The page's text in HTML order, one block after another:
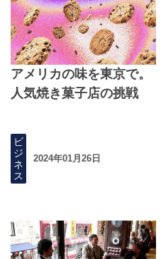
アメリカの味を東京で。
人気焼き菓子店の挑戦
ビ
ジ
ネ
ス
2024年01月26日